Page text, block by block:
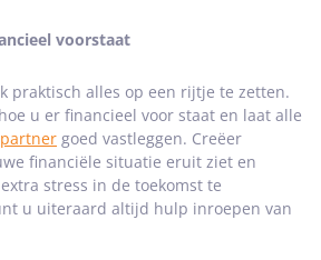
voorstaat
praktisch alles op een rijtje te zetten.
u er financieel voor staat en laat alle
goed vastleggen. Creëer
financiële situatie eruit ziet en
stress in de toekomst te
u uiteraard altijd hulp inroepen van